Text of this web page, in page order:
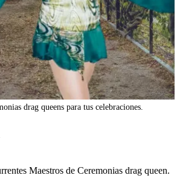
drag queens para tus celebraciones.
Maestros de Ceremonias drag queen.